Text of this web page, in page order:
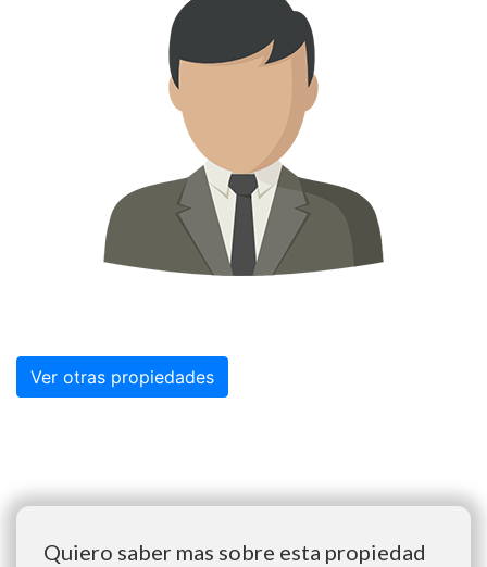
Ver otras propiedades
Quiero saber mas sobre esta propiedad